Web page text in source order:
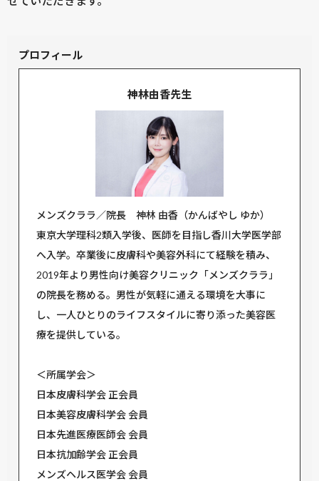
プロフィール
神林由香先生
メンズクララ／院長 神林 由香（かんばやし ゆか）
東京大学理科2類入学後、医師を目指し香川大学医学部
へ入学。卒業後に皮膚科や美容外科にて経験を積み、
2019年より男性向け美容クリニック「メンズクララ」
の院長を務める。男性が気軽に通える環境を大事に
し、一人ひとりのライフスタイルに寄り添った美容医
療を提供している。
＜所属学会＞
日本皮膚科学会 正会員
日本美容皮膚科学会 会員
日本先進医療医師会 会員
日本抗加齢学会 正会員
メンズヘルス医学会 会員